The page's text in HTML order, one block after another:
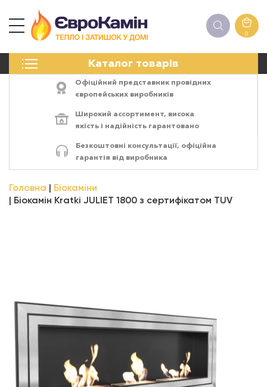
0
Каталог товарів
ПЕЧІ
ЕЛЕКТРОКАМІНИ
АКСЕСУАРИ
Офіційний представник провідних
європейських виробників
Широкий ассортимент, висока
якість і надійність гарантовано
Безкоштовні консультації, офіційна
гарантія від виробника
Головна
Біокаміни
Біокамін Kratki JULIET 1800 з сертифікатом TUV